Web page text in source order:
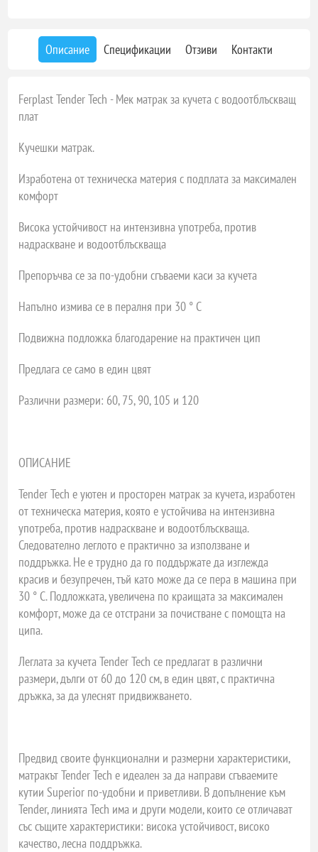
Описание Спецификации Отзиви Контакти
Ferplast Tender Tech - Мек матрак за кучета с водоотблъскващ
плат
Кучешки матрак.
Изработена от техническа материя с подплата за максимален
комфорт
Висока устойчивост на интензивна употреба, против
надраскване и водоотблъскваща
Препоръчва се за по-удобни сгъваеми каси за кучета
Напълно измива се в пералня при 30 ° C
Подвижна подложка благодарение на практичен цип
Предлага се само в един цвят
Различни размери: 60, 75, 90, 105 и 120
ОПИСАНИЕ
Tender Tech е уютен и просторен матрак за кучета, изработен
от техническа материя, която е устойчива на интензивна
употреба, против надраскване и водоотблъскваща.
Следователно леглото е практично за използване и
поддръжка. Не е трудно да го поддържате да изглежда
красив и безупречен, тъй като може да се пера в машина при
30 ° C. Подложката, увеличена по краищата за максимален
комфорт, може да се отстрани за почистване с помощта на
ципа.
Леглата за кучета Tender Tech се предлагат в различни
размери, дълги от 60 до 120 см, в един цвят, с практична
дръжка, за да улеснят придвижването.
Предвид своите функционални и размерни характеристики,
матракът Tender Tech е идеален за да направи сгъваемите
кутии Superior по-удобни и приветливи. В допълнение към
Tender, линията Tech има и други модели, които се отличават
със същите характеристики: висока устойчивост, високо
качество, лесна поддръжка.